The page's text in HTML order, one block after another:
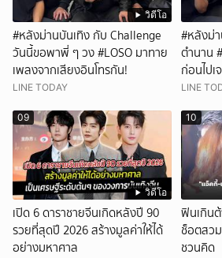
วิดีโอ
#หลังม่านบันเทิง กับ Challenge
วันนี้ขอพาพี่ ๆ วง #LOSO มาทาย
เพลงจากเสียงอินโทรกัน!
LINE TODAY
#หลังม่
ตำนาน
ก่อนไปเ
LOSO น
LINE
วิดีโอ
09
เปิด 6 ดาราชายจีนเกิดหลังปี 90
รวยที่สุดปี 2026 สร้างมูลค่าให้ได้
อย่างมหาศาล
10
ฟินเกิน
ช็อตสว
ชวนคิด